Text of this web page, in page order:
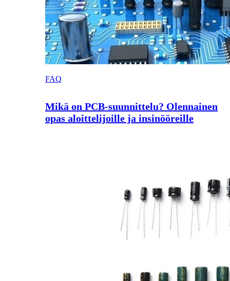
FAQ
Mikä on PCB-suunnittelu? Olennainen
opas aloittelijoille ja insinööreille